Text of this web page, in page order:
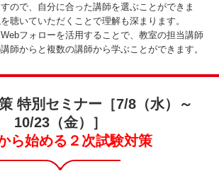
ので、自分に合った講師を選ぶことができま
聴いていただくことで理解も深まります。
フォローを活用することで、教室の担当講師
師からと複数の講師から学ぶことができます。
特別セミナー［7/8（水）～
10/23（金）］
ら始める２次試験対策